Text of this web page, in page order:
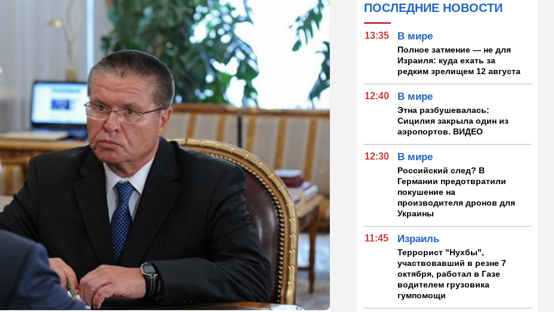
ПОСЛЕДНИЕ НОВОСТИ
13:35 В мире
Полное затмение — не для
Израиля: куда ехать за
редким зрелищем 12 августа
12:40 В мире
Этна разбушевалась:
Сицилия закрыла один из
аэропортов. ВИДЕО
12:30 В мире
Российский след? В
Германии предотвратили
покушение на
производителя дронов для
Украины
11:45 Израиль
Террорист "Нухбы",
участвовавший в резне 7
октября, работал в Газе
водителем грузовика
гумпомощи